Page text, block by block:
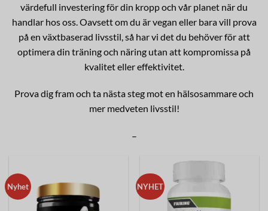
värdefull investering för din kropp och vår planet när du
handlar hos oss. Oavsett om du är vegan eller bara vill prova
på en växtbaserad livsstil, så har vi det du behöver för att
optimera din träning och näring utan att kompromissa på
kvalitet eller effektivitet.
Prova dig fram och ta nästa steg mot en hälsosammare och
mer medveten livsstil!
–
Nyhet NYHET